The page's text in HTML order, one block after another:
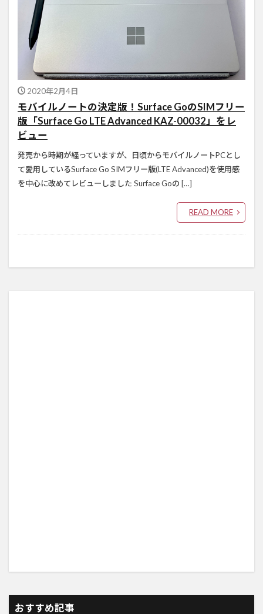
2020年2月4日
モバイルノートの決定版！Surface GoのSIMフリー
版「Surface Go LTE Advanced KAZ-00032」をレ
ビュー
発売から時期が経っていますが、日頃からモバイルノートPCとし
て愛用しているSurface Go SIMフリー版(LTE Advanced)を使用感
を中心に改めてレビューしました Surface Goの […]
READ MORE
おすすめ記事